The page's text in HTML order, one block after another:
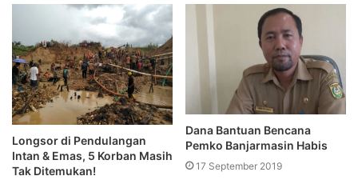
Longsor di Pendulangan
Intan & Emas, 5 Korban Masih
Tak Ditemukan!
Dana Bantuan Bencana
Pemko Banjarmasin Habis
17 September 2019